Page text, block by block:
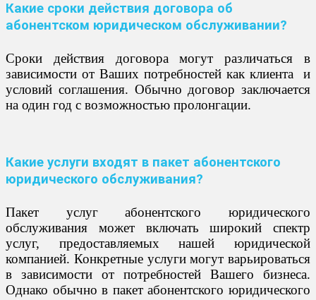
Какие сроки действия договора об
абонентском юридическом обслуживании?
Сроки действия договора могут различаться в
зависимости от Ваших потребностей как клиента и
условий соглашения. Обычно договор заключается
на один год с возможностью пролонгации.
Какие услуги входят в пакет абонентского
юридического обслуживания?
Пакет услуг абонентского юридического
обслуживания может включать широкий спектр
услуг, предоставляемых нашей юридической
компанией. Конкретные услуги могут варьироваться
в зависимости от потребностей Вашего бизнеса.
Однако обычно в пакет абонентского юридического